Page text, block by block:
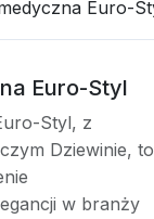
Euro-Styl
Styl, z
Dziewinie, to
w branży